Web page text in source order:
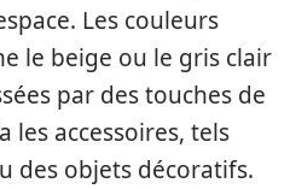
Les couleurs
le beige ou le gris clair
par des touches de
les accessoires, tels
des objets décoratifs.